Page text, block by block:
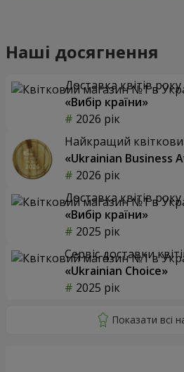
Наші досягнення
Доставка квітів року
«Вибір країни»
2026 рік
Найкращий
«Ukrainian Business
2026 рік
Доставка квітів року
«Вибір країни»
2025 рік
Сервіс доставки
«Ukrainian Choice»
2025 рік